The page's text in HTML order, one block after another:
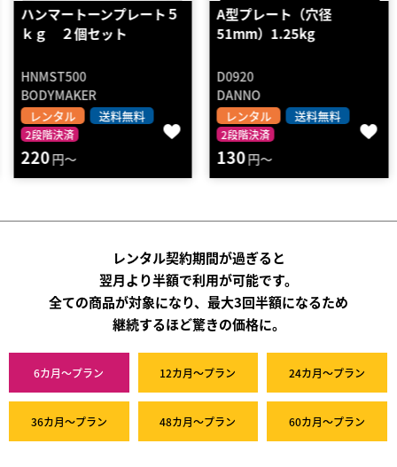
ハンマートーンプレート５
ｋｇ ２個セット
HNMST500
BODYMAKER
レンタル 送料無料
2段階決済
220円～
A型プレート（穴径
51mm）1.25kg
D0920
DANNO
レンタル 送料無料
2段階決済
130円～
レンタル契約期間が過ぎると
翌月より半額で利用が可能です。
全ての商品が対象になり、最大3回半額になるため
継続するほど驚きの価格に。
6カ月～プラン 12カ月～プラン 24カ月～プラン
36カ月～プラン 48カ月～プラン 60カ月～プラン